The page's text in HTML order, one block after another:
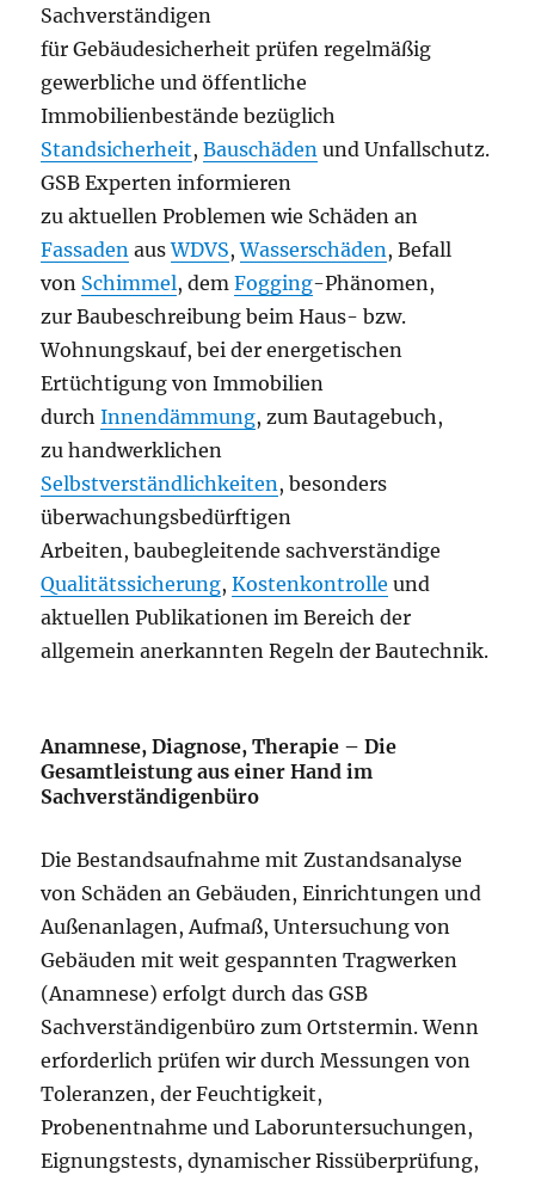
Sachverständigen
für Gebäudesicherheit prüfen regelmäßig
gewerbliche und öffentliche
Immobilienbestände bezüglich
Standsicherheit,Bauschäden und Unfallschutz.
GSB Experten informieren
zu aktuellen Problemen wie Schäden an
Fassaden ausWDVS,Wasserschäden, Befall
von Schimmel, demFogging-Phänomen,
zur Baubeschreibung beim Haus- bzw.
Wohnungskauf, bei der energetischen
Ertüchtigung von Immobilien
durchInnendämmung, zum Bautagebuch,
zu handwerklichen
Selbstverständlichkeiten, besonders
überwachungsbedürftigen
Arbeiten, baubegleitende sachverständige
Qualitätssicherung,Kostenkontrolle und
aktuellen Publikationen im Bereich der
allgemein anerkannten Regeln der Bautechnik.
Anamnese, Diagnose, Therapie – Die
Gesamtleistung aus einer Hand im
Sachverständigenbüro
Die Bestandsaufnahme mit Zustandsanalyse
von Schäden an Gebäuden, Einrichtungen und
Außenanlagen, Aufmaß, Untersuchung von
Gebäuden mit weit gespannten Tragwerken
(Anamnese) erfolgt durch das GSB
Sachverständigenbüro zum Ortstermin. Wenn
erforderlich prüfen wir durch Messungen von
Toleranzen, der Feuchtigkeit,
Probenentnahme und Laboruntersuchungen,
Eignungstests, dynamischer Rissüberprüfung,